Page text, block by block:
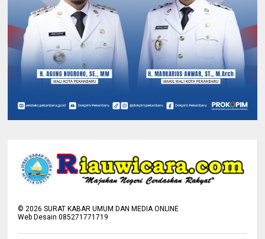
©2026 SURAT KABAR UMUM DAN MEDIA ONLINE
Web Desain 085271771719